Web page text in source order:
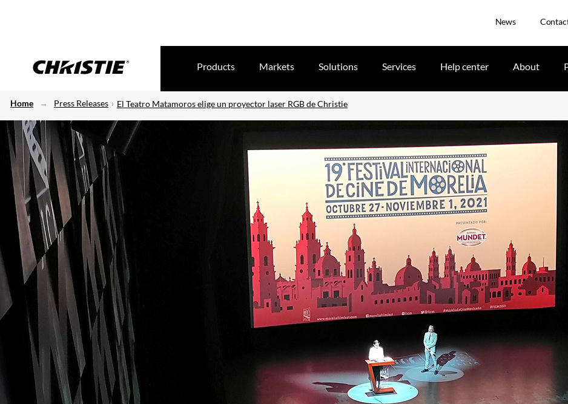
News
Products Markets Solutions Services Help center About
Home Press Releases El Teatro Matamoros elige un proyector laser RGB de Christie